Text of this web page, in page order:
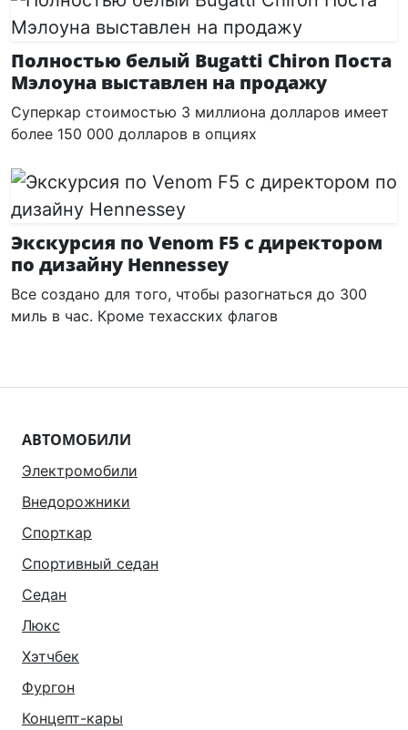
Полностью белый Bugatti Chiron Поста
Мэлоуна выставлен на продажу
Суперкар стоимостью 3 миллиона долларов имеет
более 150 000 долларов в опциях
Экскурсия по Venom F5 с директором
по дизайну Hennessey
Все создано для того, чтобы разогнаться до 300
миль в час. Кроме техасских флагов
АВТОМОБИЛИ
Электромобили
Внедорожники
Спорткар
Спортивный седан
Седан
Люкс
Хэтчбек
Фургон
Концепт-кары